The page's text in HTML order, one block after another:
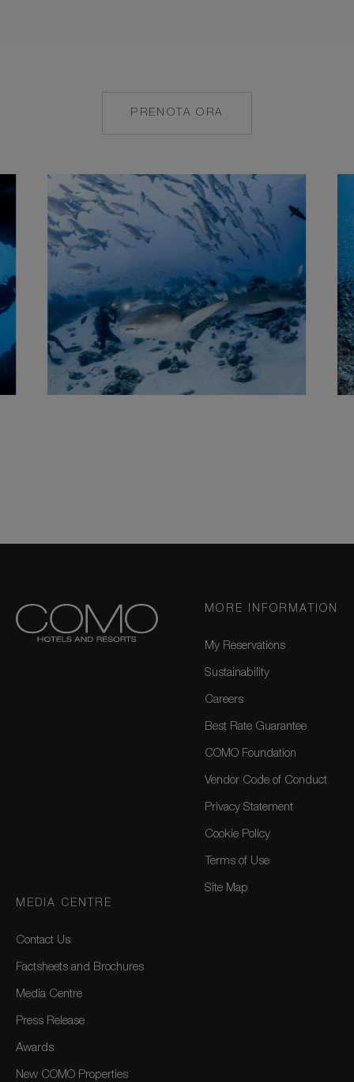
PRENOTA ORA
MORE INFORMATION
My Reservations
Sustainability
Careers
Best Rate Guarantee
COMO Foundation
Vendor Code of Conduct
Privacy Statement
Cookie Policy
Terms of Use
Site Map
MEDIA CENTRE
Contact Us
Factsheets and Brochures
Media Centre
Press Release
Awards
New COMO Properties